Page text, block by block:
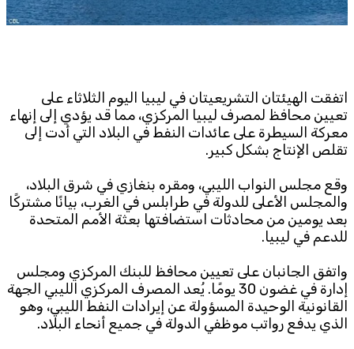
Legal
Cookies Policy
TTV
TTV Plus
Download the app
اتفقت الهيئتان التشريعيتان في ليبيا اليوم الثلاثاء على
تعيين محافظ لمصرف ليبيا المركزي، مما قد يؤدي إلى إنهاء
معركة السيطرة على عائدات النفط في البلاد التي أدت إلى
تقلص الإنتاج بشكل كبير.
وقع مجلس النواب الليبي، ومقره بنغازي في شرق البلاد،
والمجلس الأعلى للدولة في طرابلس في الغرب، بيانًا مشتركًا
بعد يومين من محادثات استضافتها بعثة الأمم المتحدة
للدعم في ليبيا.
واتفق الجانبان على تعيين محافظ للبنك المركزي ومجلس
إدارة في غضون 30 يومًا. يُعد المصرف المركزي الليبي الجهة
القانونية الوحيدة المسؤولة عن إيرادات النفط الليبي، وهو
الذي يدفع رواتب موظفي الدولة في جميع أنحاء البلاد.